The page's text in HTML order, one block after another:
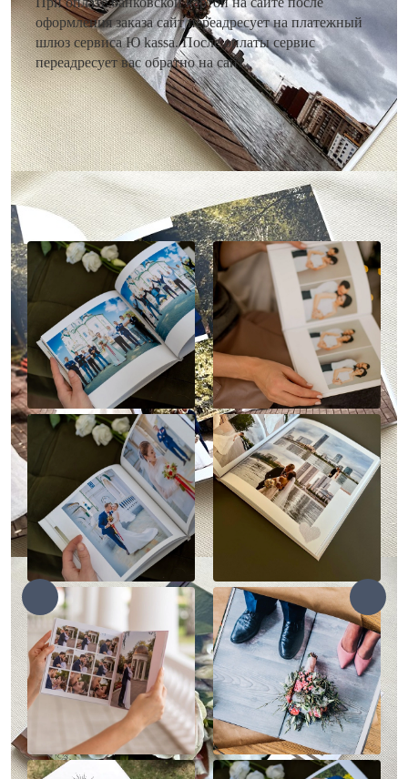
оформления заказа сайт переадресует на платежный
шлюз сервиса Ю kassa. После оплаты сервис
переадресует вас обратно на сайт.
Наше портфолио